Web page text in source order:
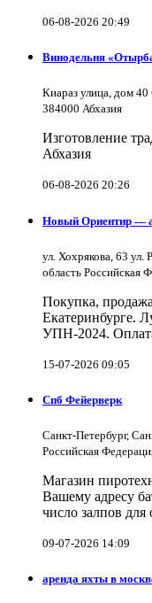
06-08-2026 20:49
Винодельня
Киараз улица, дом
384000 Абхазия
Изготовление
Абхазия
06-08-2026 20:26
Новый Ориентир —
ул. Хохрякова, 63 ул.
область Российская
Покупка,
Екатеринбурге.
УПН-2024.
15-07-2026 09:05
Спб Фейерверк
Санкт-Петербург,
Российская
Магазин
Вашему адресу
число залпов
09-07-2026 14:09
аренда яхты в